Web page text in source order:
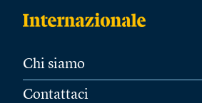
Chi siamo
Contattaci